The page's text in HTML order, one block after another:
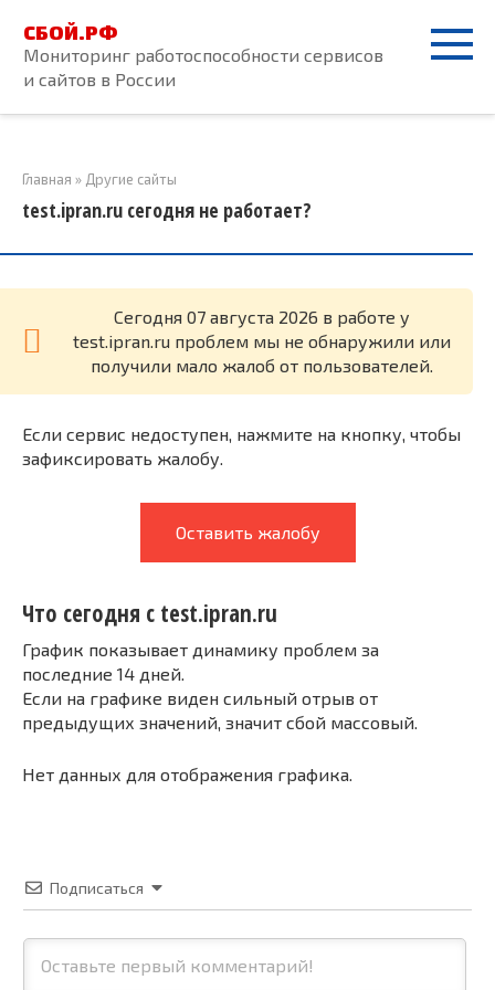
контенту
СБОЙ.РФ
Мониторинг работоспособности сервисов
и сайтов в России
Главная » Другие сайты
test.ipran.ru сегодня не работает?
Cегодня 07 августа 2026 в работе у
test.ipran.ru проблем мы не обнаружили или
получили мало жалоб от пользователей.
Если сервис недоступен, нажмите на кнопку, чтобы
зафиксировать жалобу.
Оставить жалобу
Что сегодня с test.ipran.ru
График показывает динамику проблем за
последние 14 дней.
Если на графике виден сильный отрыв от
предыдущих значений, значит сбой массовый.
Нет данных для отображения графика.
Подписаться